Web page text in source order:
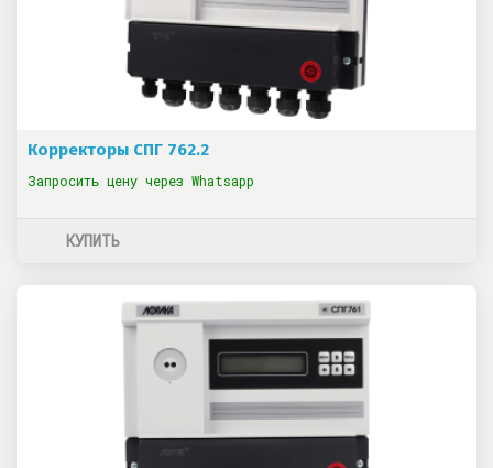
Корректоры СПГ 762.2
Запросить цену через Whatsapp
КУПИТЬ